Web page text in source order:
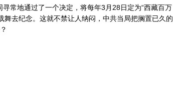
常地通过了一个决定，将每年3月28日定为“西藏百万
舞去纪念。这就不禁让人纳闷，中共当局把搁置已久的